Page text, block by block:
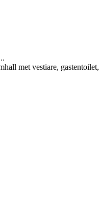
met vestiare,